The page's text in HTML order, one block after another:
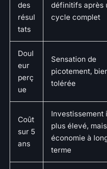
des
résul
tats
définitifs après
cycle complet
Doul
eur
perç
ue
Sensation de
picotement,
tolérée
Coût
sur 5
ans
Investissement
plus élevé, mais
économie à
terme